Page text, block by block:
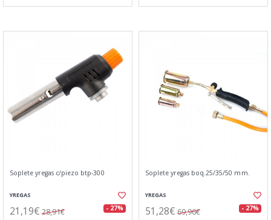
Soplete yregas c/piezo btp-300
YREGAS
21,19€ 28,91€ - 27%
Soplete yregas boq.25/35/50 mm.
YREGAS
51,28€ 69,96€ - 27%